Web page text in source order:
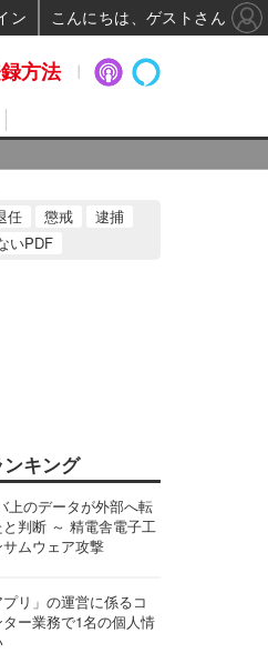
任 懲戒
逮捕
いPDF
キング
上のデータが外部へ転
判断 ～ 精電舎電子工
ムウェア攻撃
プリ」の運営に係るコ
ー業務で1名の個人情
方法
ン こんにちは、ゲストさん